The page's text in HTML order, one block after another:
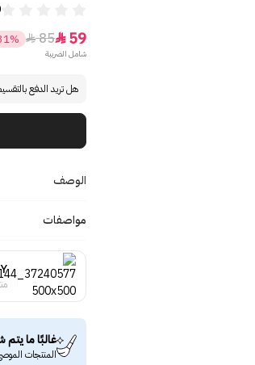
59

85

شامل الضريبة
هل تريد الدفع
الوصف
مواصفات
غالبًا ما يتم
المنتجات